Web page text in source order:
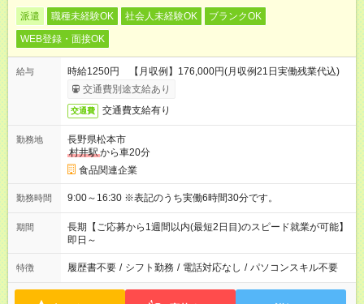
派遣 職種未経験OK 社会人未経験OK
ブランクOK
WEB登録・面接OK
給与
時給1250円 【月収例】176,000円(月収例21日実働残業代込)
交通費別途支給あり
交通費 交通費支給有り
勤務地
長野県松本市
村井駅から車20分
食品関連企業
勤務時間 9:00～16:30 ※表記のうち実働6時間30分です。
期間
長期【ご応募から1週間以内(最短2日目)のスピード就業が可能】
即日～
特徴 履歴書不要 / シフト勤務 / 電話対応なし / パソコンスキル不要